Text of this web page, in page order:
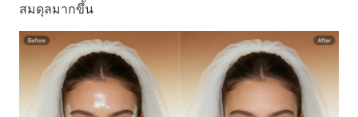
สมดุลมากขึ้น